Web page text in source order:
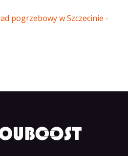
pogrzebowy w Szczecinie -